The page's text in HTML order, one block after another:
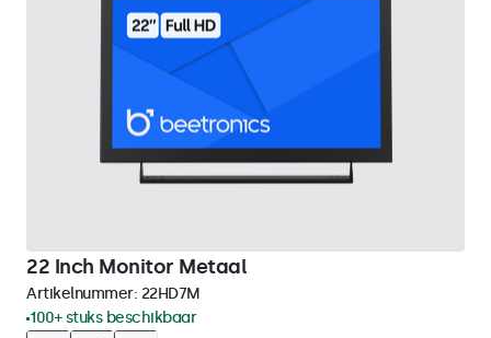
22 Inch Monitor Metaal
Artikelnummer: 22HD7M
100+ stuks beschikbaar